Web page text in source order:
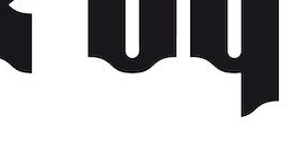
DOPORUČUJEME